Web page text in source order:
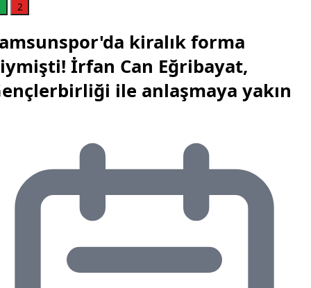
2
kiralık forma
İrfan Can Eğribayat,
ile anlaşmaya yakın